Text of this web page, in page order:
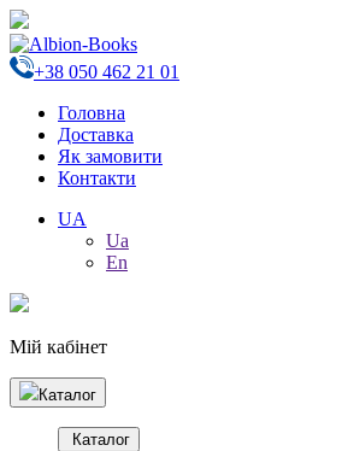
+38 050 462 21 01
Головна
Доставка
Як замовити
Контакти
UA
Ua
En
Мій кабінет
Каталог
Каталог